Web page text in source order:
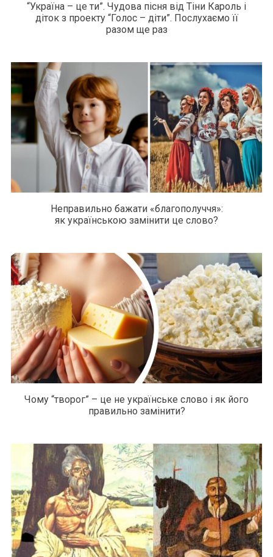
“Україна – це ти”. Чудова пісня від Тіни Кароль і
діток з проекту “Голос – діти”. Послухаємо її
разом ще раз
Неправильно бажати «благополуччя»:
як українською замінити це слово?
Чому “творог” – це не українське слово і як його
правильно замінити?